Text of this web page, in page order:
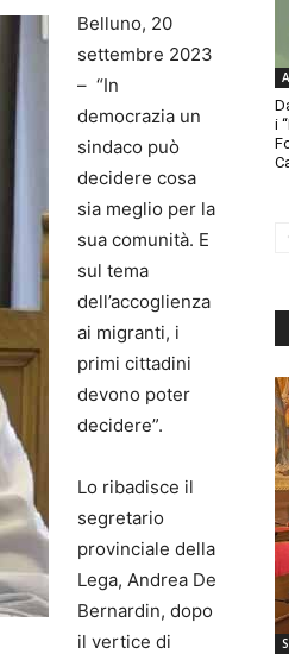
Belluno, 20
settembre 2023
– “In
democrazia un
sindaco può
decidere cosa
sia meglio per la
sua comunità. E
sul tema
dell’accoglienza
ai migranti, i
primi cittadini
devono poter
decidere”.
Lo ribadisce il
segretario
provinciale della
Lega, Andrea De
Bernardin, dopo
il vertice di
i